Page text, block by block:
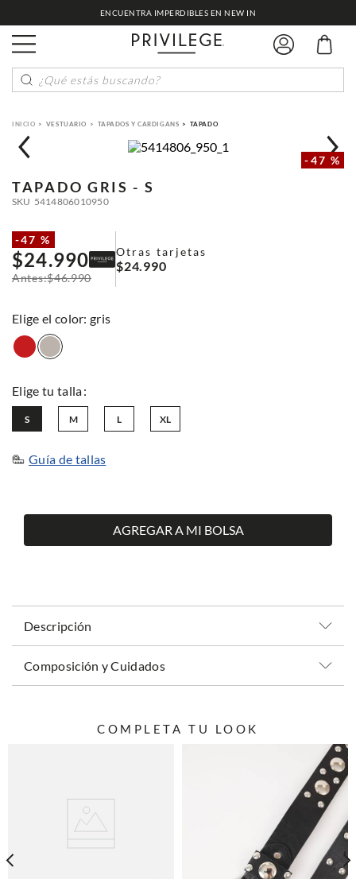
ENCUENTRA IMPERDIBLES EN NEW IN
¿Qué estás buscando?
VESTUARIO TAPADOS Y CARDIGANS TAPADO
-47 %
TAPADO GRIS - S
SKU 5414806010950
-47 %
$24.990
$46.990
Otras tarjetas
$24.990
: gris
L
M
S XL
Guía de tallas
AGREGAR A MI BOLSA
Descripción
Composición y Cuidados
COMPLETA TU LOOK